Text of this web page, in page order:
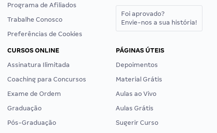
Programa de Afiliados
Trabalhe Conosco
Preferências de Cookies
Foi aprovado?
Envie-nos a sua história!
CURSOS ONLINE
Assinatura Ilimitada
Coaching para Concursos
Exame de Ordem
Graduação
Pós-Graduação
PÁGINAS ÚTEIS
Depoimentos
Material Grátis
Aulas ao Vivo
Aulas Grátis
Sugerir Curso